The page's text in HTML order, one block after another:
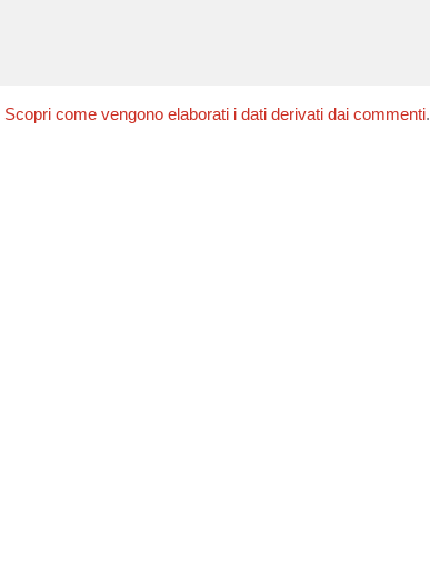
Scopri come vengono elaborati i dati derivati dai commenti.